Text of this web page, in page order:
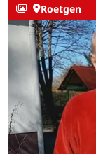
Roetgen